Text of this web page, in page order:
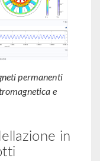
permanenti
e
in